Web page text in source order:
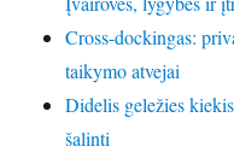
Cross-dockingas:
taikymo atvejai
Didelis geležies
šalinti